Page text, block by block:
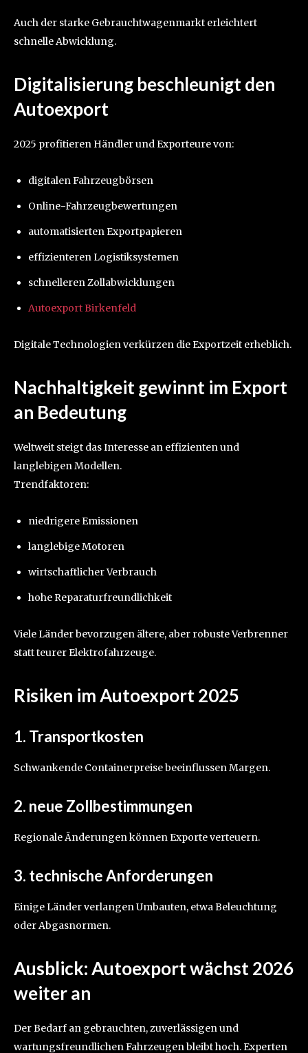
Auch der starke Gebrauchtwagenmarkt erleichtert
schnelle Abwicklung.
Digitalisierung beschleunigt den
Autoexport
2025 profitieren Händler und Exporteure von:
digitalen Fahrzeugbörsen
Online-Fahrzeugbewertungen
automatisierten Exportpapieren
effizienteren Logistiksystemen
schnelleren Zollabwicklungen
Autoexport Birkenfeld
Digitale Technologien verkürzen die Exportzeit erheblich.
Nachhaltigkeit gewinnt im Export
an Bedeutung
Weltweit steigt das Interesse an effizienten und
langlebigen Modellen.
Trendfaktoren:
niedrigere Emissionen
langlebige Motoren
wirtschaftlicher Verbrauch
hohe Reparaturfreundlichkeit
Viele Länder bevorzugen ältere, aber robuste Verbrenner
statt teurer Elektrofahrzeuge.
Risiken im Autoexport 2025
1. Transportkosten
Schwankende Containerpreise beeinflussen Margen.
2. neue Zollbestimmungen
Regionale Änderungen können Exporte verteuern.
3. technische Anforderungen
Einige Länder verlangen Umbauten, etwa Beleuchtung
oder Abgasnormen.
Ausblick: Autoexport wächst 2026
weiter an
Der Bedarf an gebrauchten, zuverlässigen und
wartungsfreundlichen Fahrzeugen bleibt hoch. Experten